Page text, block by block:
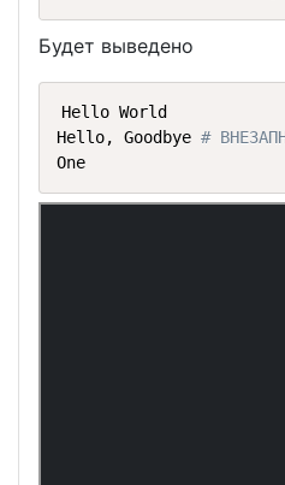
Будет выведено
Hello World
Hello, Goodbye #
One